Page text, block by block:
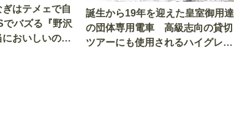
ぎはテメェで自
バズる『野沢
おいしいの
誕生から19年を迎えた皇室御用達
の団体専用電車 高級志向の貸切
ツアーにも使用されるハイグレー